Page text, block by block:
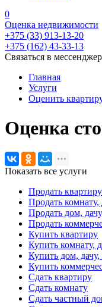
0
Оценка недвижимости
+375 (33) 913-13-20
+375 (162) 43-33-13
Связаться в
Главная
Услуги
Оценить
Оценка
Показать все услуги
Продать квартиру
Продать
Продать дом,
Продать
Купить квартиру
Купить комнату,
Купить дом,
Купить
Сдать квартиру
Сдать комнату
Сдать частный